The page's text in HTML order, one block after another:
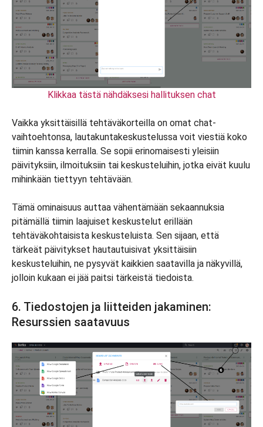
Klikkaa tästä nähdäksesi hallituksen chat
Vaikka yksittäisillä tehtäväkorteilla on omat chat-
vaihtoehtonsa, lautakuntakeskustelussa voit viestiä koko
tiimin kanssa kerralla. Se sopii erinomaisesti yleisiin
päivityksiin, ilmoituksiin tai keskusteluihin, jotka eivät kuulu
mihinkään tiettyyn tehtävään.
Tämä ominaisuus auttaa vähentämään sekaannuksia
pitämällä tiimin laajuiset keskustelut erillään
tehtäväkohtaisista keskusteluista. Sen sijaan, että
tärkeät päivitykset hautautuisivat yksittäisiin
keskusteluihin, ne pysyvät kaikkien saatavilla ja näkyvillä,
jolloin kukaan ei jää paitsi tärkeistä tiedoista.
6. Tiedostojen ja liitteiden jakaminen:
Resurssien saatavuus